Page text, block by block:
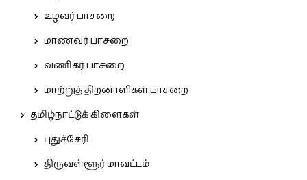
உழவர் பாசறை
மாணவர் பாசறை
வணிகர் பாசறை
மாற்றுத் திறனாளிகள் பாசறை
தமிழ்நாட்டுக் கிளைகள்
புதுச்சேரி
திருவள்ளூர் மாவட்டம்